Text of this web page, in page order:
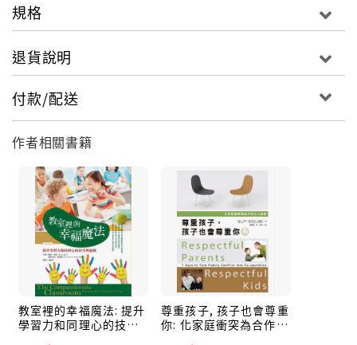
教育等各種教學場域，都具有教學上的參考價值。書中
法結合學科課程，包括社會、語文、歷史與自然科學等
科目，孩子不僅可以增進人際關係智能，還可以提升學
科的學習效果。
培養人際關係的九大能力
1. 進入冷靜覺察的能力
2. 了解需要的能力
3. 滿足需要的能力
規格
退貨說明
付款/配送
作者相關書籍
教室裡的幸福魔法: 提升
學習力和同理心的技巧
尊重孩子, 孩子也會尊重
你: 化家庭衝突為合作的